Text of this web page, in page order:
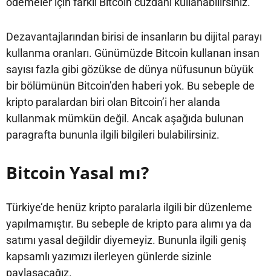
Dezavantajlarından birisi de insanların bu dijital parayı
kullanma oranları. Günümüzde Bitcoin kullanan insan
sayısı fazla gibi gözükse de dünya nüfusunun büyük
bir bölümünün Bitcoin’den haberi yok. Bu sebeple de
kripto paralardan biri olan Bitcoin’i her alanda
kullanmak mümkün değil. Ancak aşağıda bulunan
paragrafta bununla ilgili bilgileri bulabilirsiniz.
Bitcoin Yasal mı?
Türkiye’de henüz kripto paralarla ilgili bir düzenleme
yapılmamıştır. Bu sebeple de kripto para alımı ya da
satımı yasal değildir diyemeyiz. Bununla ilgili geniş
kapsamlı yazımızı ilerleyen günlerde sizinle
paylaşacağız.